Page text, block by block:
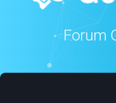
Forum